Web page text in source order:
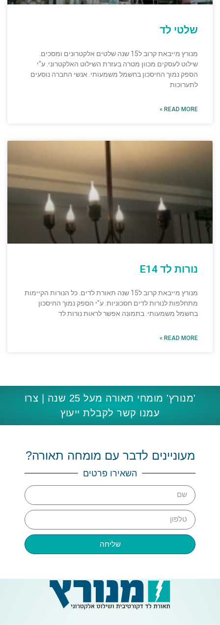
שלטי לד
מנורץ מייבאת קרוב ל15 שנה שלטים אלקטרונים ומסכים.
שילוט לעסקים מכוון מטרה בעזרת השילוט האלקטרוני. ע"י
הספק נמוך החיסכון בחשמל משמעותי. אנשי החברה נוסעים
לתערוכות
READ MORE »
נורות לד E14
מנורץ מייבאת קרוב ל15 שנה תאורת לדים. כל הנורות הקיימות
מתחלפות לנורות לדים חסכוניות. ע"י הספק נמוך החיסכון
בחשמל משמעותי. בתמונה אפשר לראות נורות לד
READ MORE »
'מנורץ' מומחי תאורה מעל 25 שנה | צרו
עמנו קשר לקבלת ייעוץ
מעוניינים לדבר עם מומחה תאורה?
השאירו פרטים
שליחה